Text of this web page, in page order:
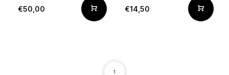
€50,00 €14,50
1